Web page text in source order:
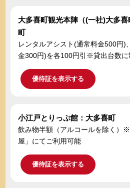
大多喜町観光本陣（(一社)大多
町
レンタルアシスト(通常料金500円)
金300円)を各100円引※貸出台数に
優待証を表示する
小江戸とりっぷ館：大多喜町
飲み物半額（アルコールを除く）
屋」にてご利用可能
優待証を表示する